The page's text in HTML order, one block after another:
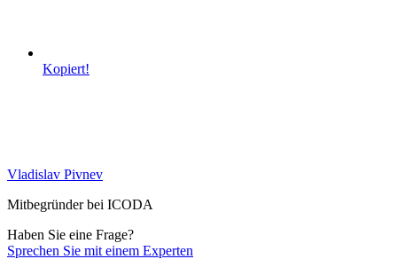
Kopiert!
Vladislav Pivnev
Mitbegründer bei ICODA
Haben Sie eine Frage?
Sprechen Sie mit einem Experten